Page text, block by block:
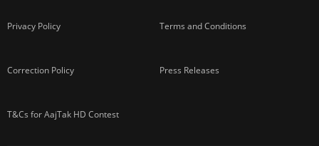
Privacy Policy Terms and Conditions
Correction Policy Press Releases
T&Cs for AajTak HD Contest